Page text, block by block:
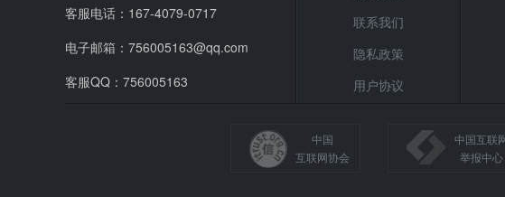
客服电话：167-4079-0717
电子邮箱：756005163@qq.com
客服QQ：756005163
联系我们
隐私政策
用户协议
中国
互联网协会
中国互联
举报中心